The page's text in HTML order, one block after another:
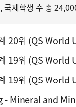
국제학생 수 총
20위 (QS
19위 (QS
19위 (QS
- Mineral and